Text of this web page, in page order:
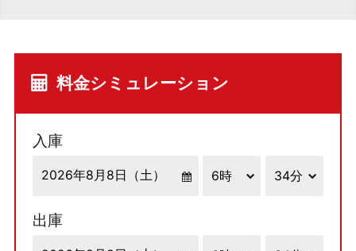
料金シミュレーション
入庫
出庫